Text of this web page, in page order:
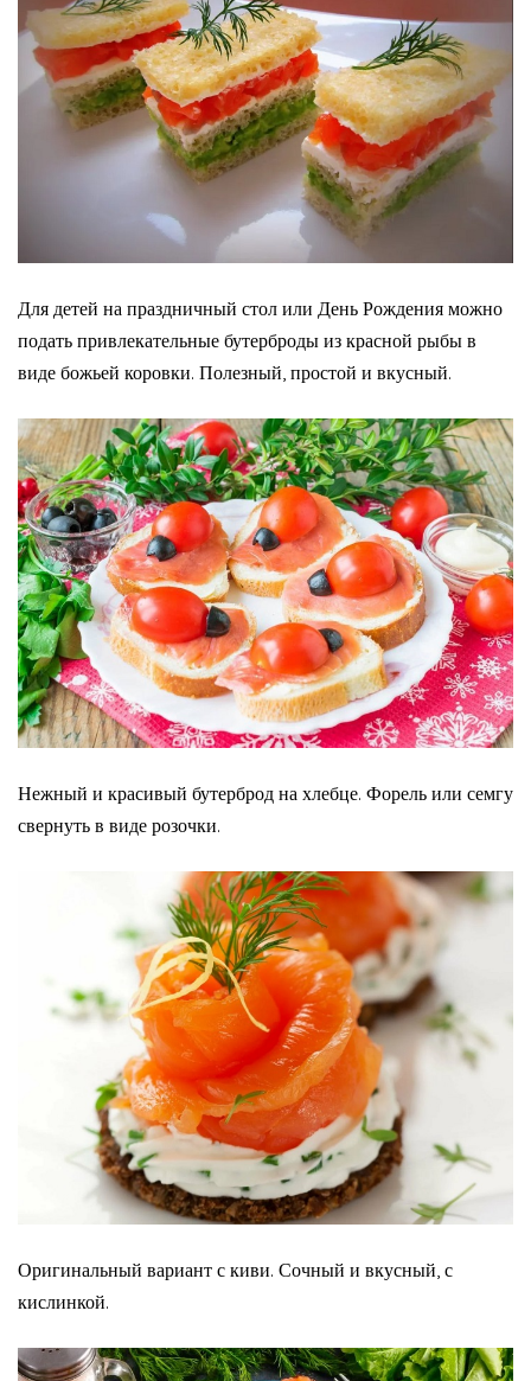
Для детей на праздничный стол или День Рождения можно
подать привлекательные бутерброды из красной рыбы в
виде божьей коровки. Полезный, простой и вкусный.
Нежный и красивый бутерброд на хлебце. Форель или семгу
свернуть в виде розочки.
Оригинальный вариант с киви. Сочный и вкусный, с
кислинкой.